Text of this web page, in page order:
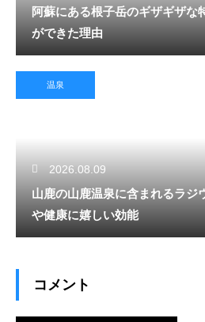
阿蘇にある根子岳のギザギザな
ができた理由
温泉
2026.08.09
山鹿の山鹿温泉に含まれるラジ
や健康に嬉しい効能
コメント